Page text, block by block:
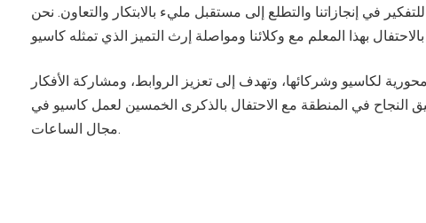
للتفكير في إنجازاتنا والتطلع إلى مستقبل مليء بالابتكار والتعاون. نحن
لكاسيو وشركائها، وتهدف إلى تعزيز الروابط، ومشاركة الأفكار
النجاح في المنطقة مع الاحتفال بالذكرى الخمسين لعمل كاسيو في
مجال الساعات.